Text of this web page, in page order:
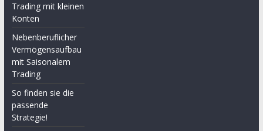
Trading mit kleinen
Konten
Nebenberuflicher
Vermögensaufbau
mit Saisonalem
Trading
So finden sie die
passende
Strategie!